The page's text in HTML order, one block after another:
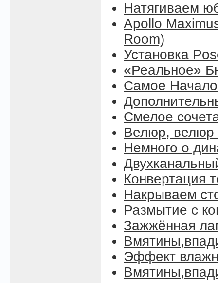
Натягиваем
Apollo
Room)
Установка
«Реальное»
Самое
Смелое
Велюр, велюр
Немного о
Конвертация
Накрываем
Размытие с
Зажжённая
Эффект